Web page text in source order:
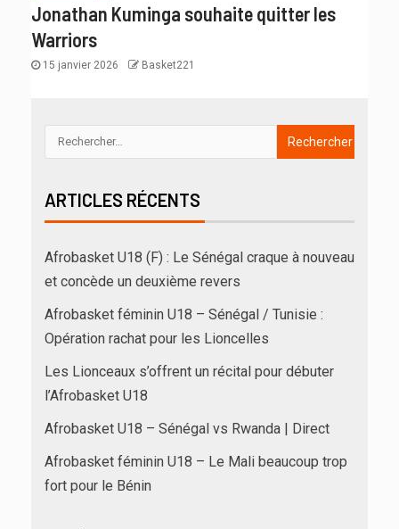
Jonathan Kuminga souhaite quitter les
Warriors
15 janvier 2026 Basket221
ARTICLES RÉCENTS
Afrobasket U18 (F) : Le Sénégal craque à nouveau
et concède un deuxième revers
Afrobasket féminin U18 – Sénégal / Tunisie :
Opération rachat pour les Lioncelles
Les Lionceaux s’offrent un récital pour débuter
l’Afrobasket U18
Afrobasket U18 – Sénégal vs Rwanda | Direct
Afrobasket féminin U18 – Le Mali beaucoup trop
fort pour le Bénin